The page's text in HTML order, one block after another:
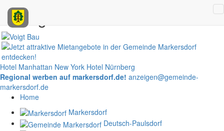
Anzeigen
Hotel Manhattan New York Hotel Nürnberg
Regional werben auf markersdorf.de! anzeigen@gemeinde-
markersdorf.de
Home
Markersdorf
Deutsch-Paulsdorf